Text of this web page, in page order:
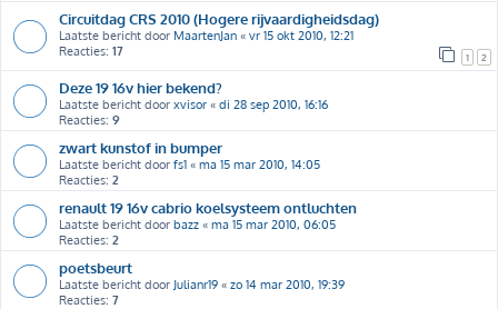
Circuitdag CRS 2010 (Hogere rijvaardigheidsdag)
Laatste bericht door MaartenJan « vr 15 okt 2010, 12:21
Reacties: 17 1 2
Deze 19 16v hier bekend?
Laatste bericht door xvisor « di 28 sep 2010, 16:16
Reacties: 9
zwart kunstof in bumper
Laatste bericht door fs1 « ma 15 mar 2010, 14:05
Reacties: 2
renault 19 16v cabrio koelsysteem ontluchten
Laatste bericht door bazz « ma 15 mar 2010, 06:05
Reacties: 2
poetsbeurt
Laatste bericht door Julianr19 « zo 14 mar 2010, 19:39
Reacties: 7